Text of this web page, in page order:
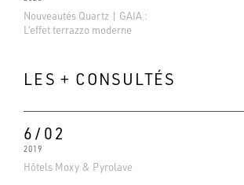
Nouveautés Quartz | GAIA :
L’effet terrazzo moderne
LES + CONSULTÉS
6/02
2019
Hôtels Moxy & Pyrolave